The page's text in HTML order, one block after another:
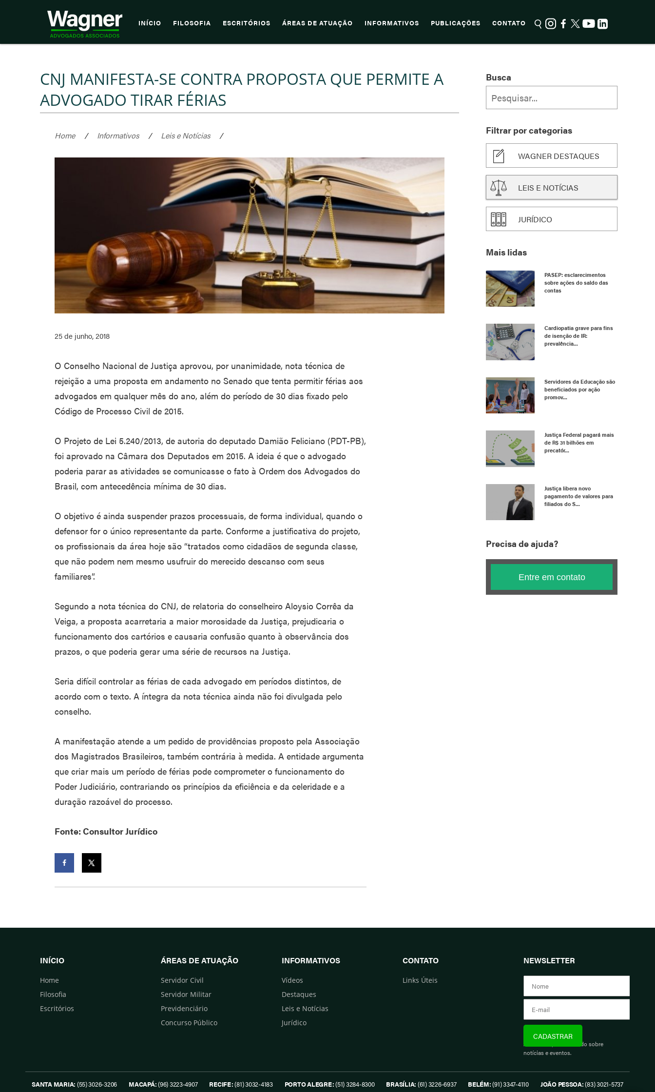
INÍCIO FILOSOFIA ESCRITÓRIOS ÁREAS DE ATUAÇÃO INFORMATIVOS PUBLICAÇÕES CONTATO
CNJ MANIFESTA-SE CONTRA PROPOSTA QUE PERMITE A
ADVOGADO TIRAR FÉRIAS
Home / Informativos / Leis e Notícias /
25 de junho, 2018
O Conselho Nacional de Justiça aprovou, por unanimidade, nota técnica de
rejeição a uma proposta em andamento no Senado que tenta permitir férias aos
advogados em qualquer mês do ano, além do período de 30 dias fixado pelo
Código de Processo Civil de 2015.
O Projeto de Lei 5.240/2013, de autoria do deputado Damião Feliciano (PDT-PB),
foi aprovado na Câmara dos Deputados em 2015. A ideia é que o advogado
poderia parar as atividades se comunicasse o fato à Ordem dos Advogados do
Brasil, com antecedência mínima de 30 dias.
O objetivo é ainda suspender prazos processuais, de forma individual, quando o
defensor for o único representante da parte. Conforme a justificativa do projeto,
os profissionais da área hoje são “tratados como cidadãos de segunda classe,
que não podem nem mesmo usufruir do merecido descanso com seus
familiares”.
Segundo a nota técnica do CNJ, de relatoria do conselheiro Aloysio Corrêa da
Veiga, a proposta acarretaria a maior morosidade da Justiça, prejudicaria o
funcionamento dos cartórios e causaria confusão quanto à observância dos
prazos, o que poderia gerar uma série de recursos na Justiça.
Seria difícil controlar as férias de cada advogado em períodos distintos, de
acordo com o texto. A íntegra da nota técnica ainda não foi divulgada pelo
conselho.
A manifestação atende a um pedido de providências proposto pela Associação
dos Magistrados Brasileiros, também contrária à medida. A entidade argumenta
que criar mais um período de férias pode comprometer o funcionamento do
Poder Judiciário, contrariando os princípios da eficiência e da celeridade e a
duração razoável do processo.
Fonte: Consultor Jurídico
Busca
Filtrar por categorias
WAGNER DESTAQUES
LEIS E NOTÍCIAS
JURÍDICO
Mais lidas
PASEP: esclarecimentos
sobre ações do saldo das
contas
Cardiopatia grave para fins
de isenção de IR:
prevalência...
Servidores da Educação são
beneficiados por ação
promov...
Justiça Federal pagará mais
de R$ 31 bilhões em
precatór...
Justiça libera novo
pagamento de valores para
filiados do S...
Precisa de ajuda?
Entre em contato
INÍCIO
Home
Filosofia
Escritórios
ÁREAS DE ATUAÇÃO
Servidor Civil
Servidor Militar
Previdenciário
Concurso Público
INFORMATIVOS
Vídeos
Destaques
Leis e Notícias
Jurídico
CONTATO
Links Úteis
NEWSLETTER
Assine e fique informado sobre
notícias e eventos.
SANTA MARIA: (55) 3026-3206 MACAPÁ:(96) 3223-4907 RECIFE:(81) 3032-4183 PORTO ALEGRE:(51) 3284-8300 BRASÍLIA: (61) 3226-6937 BELÉM:(91) 3347-4110 JOÃO PESSOA:(83) 3021-5737